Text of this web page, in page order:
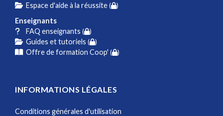
Espace d'aide à la réussite( )
Enseignants
FAQ enseignants ( )
Guides et tutoriels ( )
Offre de formation Coop' ( )
INFORMATIONS LÉGALES
Conditions générales d'utilisation